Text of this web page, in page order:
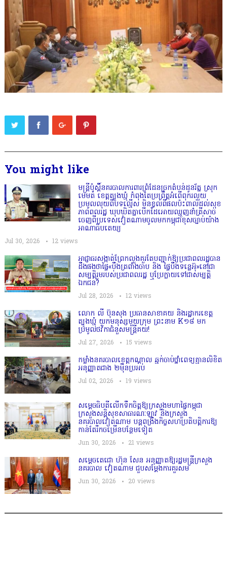
You might like
មន្ត្រីប៉ុស្តិ៍នគរបាលការពារព្រំដែនច្រកតំបន់ដូនរ័ត្ន ស្រុក
មេមត់ ខេត្តត្បូងឃ្មុំ កំពុងតែប្រព្រឹត្តអំពើពុករលួយ
ប្រមូលលុយពីបទល្មើស មិនខ្វល់ពីផលប៉ះពាល់ដល់សុខ
ភាពពលរដ្ឋ ឃុបឃិតគ្នាបើកដៃអោយឈ្មួញនាំត្រីសាច់
ចេញពីប្រទេសវៀតណាមចូលមកកម្ពុជាខុសច្បាប់យ៉ាង
អាណាធិបតេយ្យ
Jul 30, 2026 12views
អាជ្ញាធរសង្កាត់ព្រែកលួងគួរតែបញ្ជាក់ឱ្យប្រជាពលរដ្ឋបាន
ដឹងផងថាផ្ទៃ«បឹងត្រពាំងចាប និង ផ្ទៃបឹងទន្លេអ៊ុ»នៅជា
សម្បត្តិរួមរបស់ប្រជាពលរដ្ឋ ឬប្រែក្លាយទៅជាសម្បត្តិ
ឯកជន?
Jul 28, 2026 12views
លោក លី ប៊ុនសុង ប្រធានសាខាគយ និងរដ្ឋាករខេត្ត
ត្បូងឃ្មុំ យកមនុស្សមួយក្រុម ព្រះនាម K១៨ មក
ប្រមូលថវិកាជំនួសមន្ត្រីគយ!
Jul 27, 2026 15 views
កម្លាំងនគរបាលខេត្តកណ្ដាល ឆ្មក់ចាប់ថ្នាំពេទ្យគ្មានលិខិត
អនុញ្ញាតជាង ២ម៉ឺនប្រអប់
Jul 02, 2026 19 views
សម្តេច​ធិបតី​លេីកទឹកចិត្ត​ឱ្យក្រសួងមហាផ្ទៃកម្ពុជា
ក្រសួងសន្តិសុខសាធារណៈឡាវ និងក្រសួង
នគរបាលវៀតណាម បន្តពង្រឹងកិច្ចសហប្រតិបត្តិការឱ្យ
កាន់តែរីកចម្រើនបន្ថែមទៀត
Jun 30, 2026 21 views
សម្តេចតេជោ ហ៊ុន សែន អនុញ្ញាតឱ្យរដ្ឋមន្ត្រីក្រសួង
នគរបាល វៀតណាម ជួបសម្តែងការគួរសម
Jun 30, 2026 20 views